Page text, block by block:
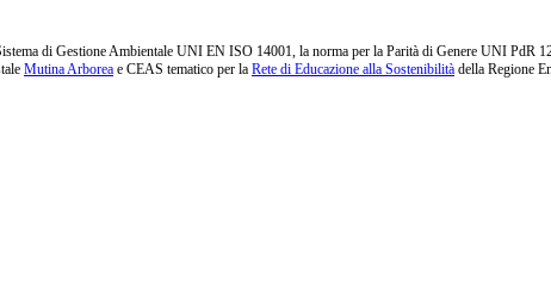
di Gestione Ambientale UNI EN ISO 14001, la norma per la Parità di Genere UNI PdR
Mutina Arborea e CEAS tematico per la Rete di Educazione alla Sostenibilità della Regione